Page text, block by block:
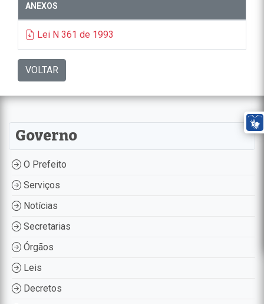
ANEXOS
Lei N 361 de 1993
VOLTAR
Governo
O Prefeito
Serviços
Notícias
Secretarias
Órgãos
Leis
Decretos